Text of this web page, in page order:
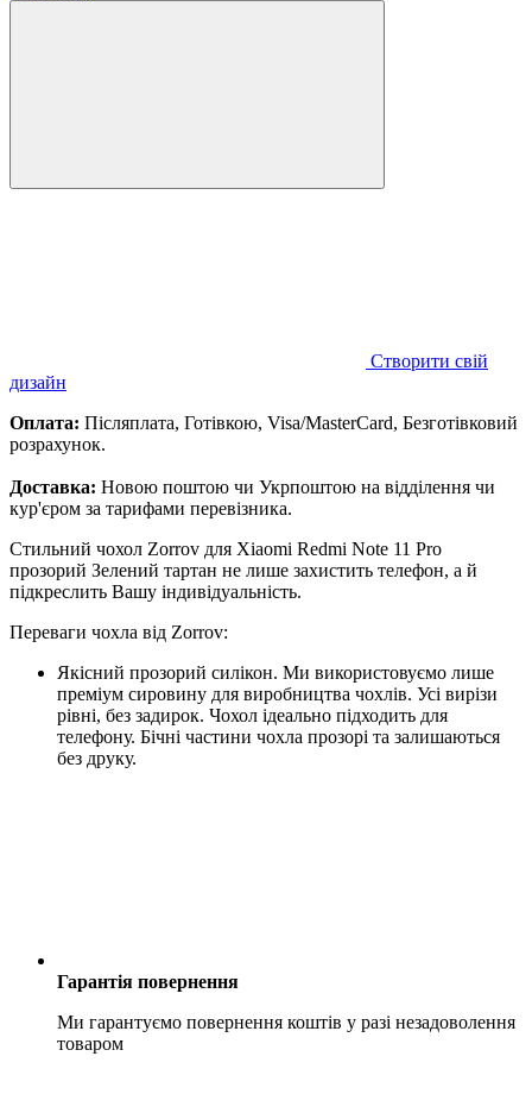
Створити свій
дизайн
Оплата: Післяплата, Готівкою, Visa/MasterCard, Безготівковий
розрахунок.
Доставка: Новою поштою чи Укрпоштою на відділення чи
кур'єром за тарифами перевізника.
Стильний чохол Zorrov для Xiaomi Redmi Note 11 Pro
прозорий Зелений тартан не лише захистить телефон, а й
підкреслить Вашу індивідуальність.
Переваги чохла від Zorrov:
Якісний прозорий силікон. Ми використовуємо лише
преміум сировину для виробництва чохлів. Усі вирізи
рівні, без задирок. Чохол ідеально підходить для
телефону. Бічні частини чохла прозорі та залишаються
без друку.
Гарантія повернення
Ми гарантуємо повернення коштів у разі незадоволення
товаром